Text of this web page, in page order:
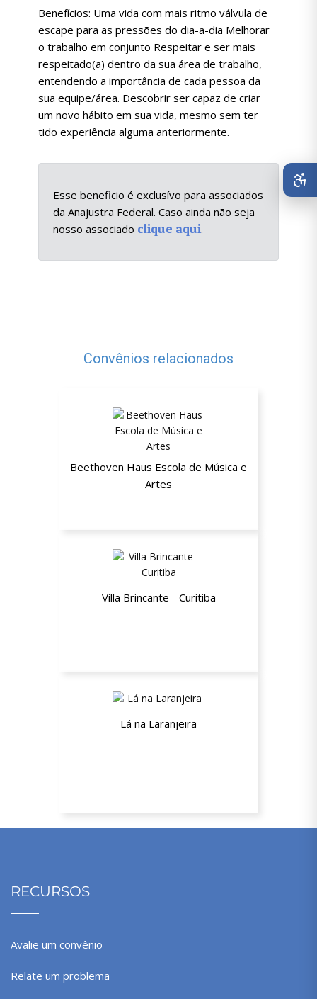
Benefícios: Uma vida com mais ritmo válvula de
escape para as pressões do dia-a-dia Melhorar
o trabalho em conjunto Respeitar e ser mais
respeitado(a) dentro da sua área de trabalho,
entendendo a importância de cada pessoa da
sua equipe/área. Descobrir ser capaz de criar
um novo hábito em sua vida, mesmo sem ter
tido experiência alguma anteriormente.
Esse beneficio é exclusívo para associados
da Anajustra Federal. Caso ainda não seja
nosso associado clique aqui.
Convênios relacionados
Beethoven Haus Escola de Música e
Artes
Villa Brincante - Curitiba
Lá na Laranjeira
RECURSOS
Avalie um convênio
Relate um problema